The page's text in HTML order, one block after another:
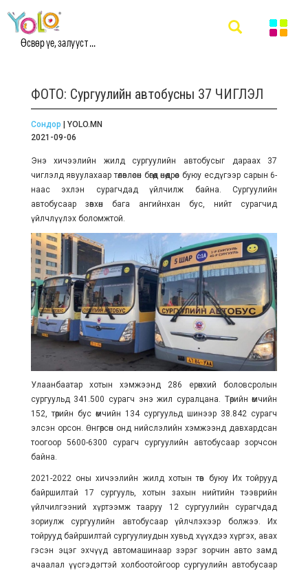
Өсвөр үе, залууст ...
ФОТО: Сургуулийн автобусны 37 ЧИГЛЭЛ
Сондор | YOLO.MN
2021-09-06
Энэ хичээлийн жилд сургуулийн автобусыг дараах 37
чиглэлд явуулахаар төлөвлөсөн бөгөөд өнөөдрөөс буюу есдүгээр сарын 6-
наас эхлэн сурагчдад үйлчилж байна. Сургуулийн
автобусаар зөвхөн бага ангийнхан бус, нийт сурагчид
үйлчлүүлэх боломжтой.
Улаанбаатар хотын хэмжээнд 286 ерөнхий боловсролын
сургуульд 341.500 сурагч энэ жил суралцана. Төрийн өмчийн
152, төрийн бус өмчийн 134 сургуульд шинээр 38.842 сурагч
элсэн орсон. Өнгөрсөн онд нийслэлийн хэмжээнд давхардсан
тоогоор 5600-6300 сурагч сургуулийн автобусаар зорчсон
байна.
2021-2022 оны хичээлийн жилд хотын төв буюу Их тойрууд
байршилтай 17 сургууль, хотын захын нийтийн тээврийн
үйлчилгээний хүртээмж тааруу 12 сургуулийн сурагчдад
зориулж сургуулийн автобусаар үйлчлэхээр болжээ. Их
тойрууд байршилтай сургуулиудын хувьд хүүхдээ хүргэх, авах
гэсэн эцэг эхчүүд автомашинаар зэрэг зорчин авто замд
ачаалал үүсгэдэгтэй холбоотойгоор сургуулийн автобусаар